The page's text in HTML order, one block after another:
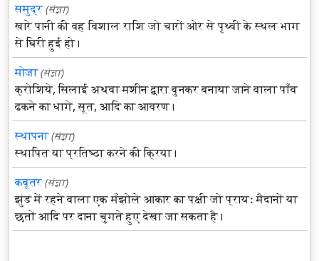
समुद्र (संज्ञा)
खारे पानी की वह विशाल राशि जो चारों ओर से पृथ्वी के स्थल भाग
से घिरी हुई हो।
मोजा (संज्ञा)
क्रोशिये, सिलाई अथवा मशीन द्वारा बुनकर बनाया जाने वाला पाँव
ढकने का धागे, सूत, आदि का आवरण।
स्थापना (संज्ञा)
स्थापित या प्रतिष्ठा करने की क्रिया।
कबूतर (संज्ञा)
झुंड में रहने वाला एक मँझोले आकार का पक्षी जो प्रायः मैदानों या
छतों आदि पर दाना चुगते हुए देखा जा सकता है।